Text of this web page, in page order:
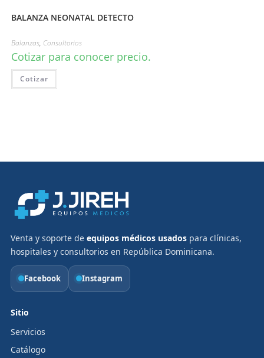
BALANZA NEONATAL DETECTO
Balanzas, Consultorios
Cotizar para conocer precio.
Cotizar
Venta y soporte de equipos médicos usadospara clínicas,
hospitales y consultorios en República Dominicana.
Facebook Instagram
Sitio
Servicios
Catálogo